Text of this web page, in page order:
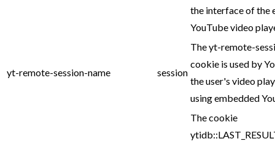
the interface of the
YouTube video
yt-remote-session-name session
The yt-remote-
cookie is used by
the user's video
using embedded
The cookie